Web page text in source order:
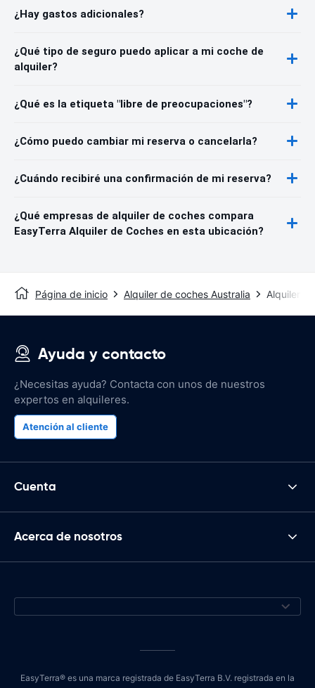
¿Hay gastos adicionales?
¿Qué tipo de seguro puedo aplicar a mi coche de
alquiler?
¿Qué es la etiqueta "libre de preocupaciones"?
¿Cómo puedo cambiar mi reserva o cancelarla?
¿Cuándo recibiré una confirmación de mi reserva?
¿Qué empresas de alquiler de coches compara
EasyTerra Alquiler de Coches en esta ubicación?
Página de inicio Alquiler de coches Australia Alquiler
Ayuda y contacto
¿Necesitas ayuda? Contacta con unos de nuestros
expertos en alquileres.
Atención al cliente
Cuenta
Acerca de nosotros
EasyTerra® es una marca registrada de EasyTerra B.V. registrada en la